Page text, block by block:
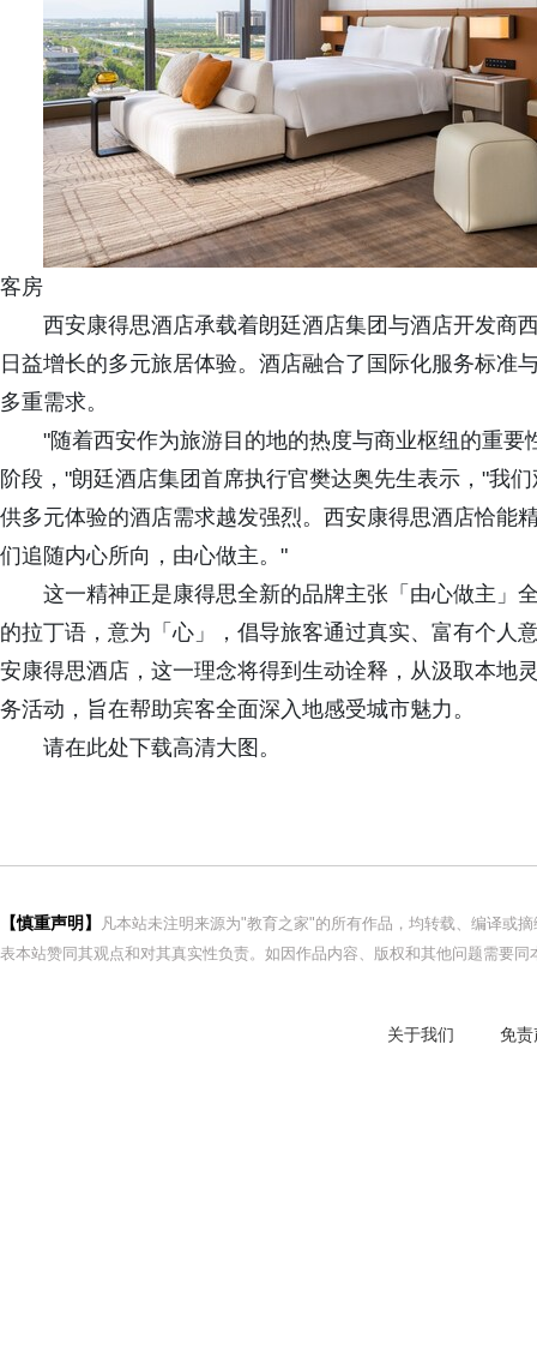
客房
西安康得思酒店承载着朗廷酒店集团与酒店开发商
日益增长的多元旅居体验。酒店融合了国际化服务标准
多重需求。
"随着西安作为旅游目的地的热度与商业枢纽的重
阶段，"朗廷酒店集团首席执行官樊达奥先生表示，"我
供多元体验的酒店需求越发强烈。西安康得思酒店恰能
们追随内心所向，由心做主。"
这一精神正是康得思全新的品牌主张「由心做主」
的拉丁语，意为「心」，倡导旅客通过真实、富有个人
安康得思酒店，这一理念将得到生动诠释，从汲取本地
务活动，旨在帮助宾客全面深入地感受城市魅力。
请在此处下载高清大图。
【慎重声明】
凡本站未注明来源为"教育之家"的所有作品，均转载、编译或
表本站赞同其观点和对其真实性负责。如因作品内容、版权和其他问题需要
关于我们 免责